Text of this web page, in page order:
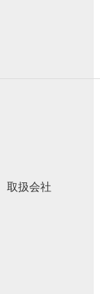
取扱会社